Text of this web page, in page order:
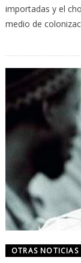
importadas y el
medio de
OTRAS NOTICIAS